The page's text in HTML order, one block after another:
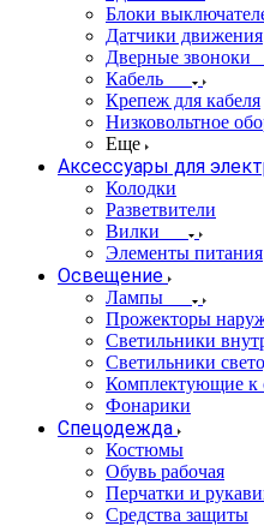
Блоки
Датчики движения
Дверные звоноки
Кабель
Крепеж для кабеля
Низковольтное
Еще
Аксессуары для
Колодки
Разветвители
Вилки
Элементы питания
Освещение
Лампы
Прожекторы
Светильники
Светильники
Комплектующие к
Фонарики
Спецодежда
Костюмы
Обувь рабочая
Перчатки и
Средства защиты